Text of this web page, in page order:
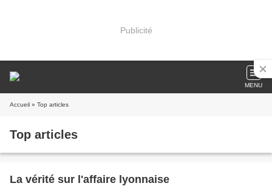
Publicité
MENU
Accueil » Top articles
Top articles
La vérité sur l'affaire lyonnaise